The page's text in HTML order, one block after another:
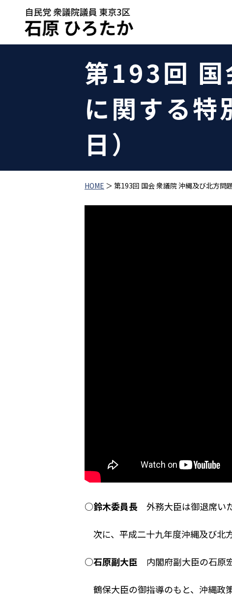
第193回 国
に関する
日）
HOME ＞ 第193回 国会 衆議院 沖縄及び北方問
○鈴木委員長 外務大臣は御退席い
次に、平成二十九年度沖縄及び北
○石原副大臣 内閣府副大臣の石原
鶴保大臣の御指導のもと、沖縄政